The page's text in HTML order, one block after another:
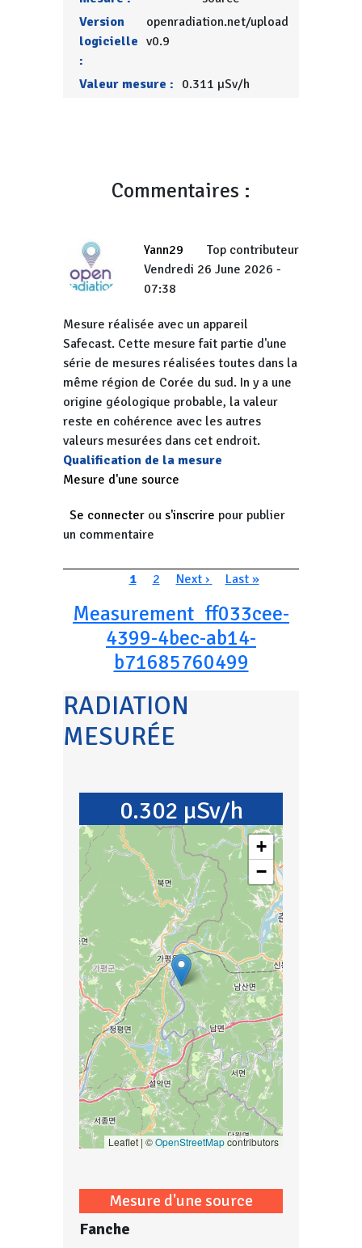
Version
logicielle
:
openradiation.net/upload
v0.9
Valeur mesure : 0.311 µSv/h
Commentaires :
Yann29
Top contributeur
Vendredi 26 June 2026 -
07:38
Mesure réalisée avec un appareil
Safecast. Cette mesure fait partie d'une
série de mesures réalisées toutes dans la
même région de Corée du sud. In y a une
origine géologique probable, la valeur
reste en cohérence avec les autres
valeurs mesurées dans cet endroit.
Qualification de la mesure
Mesure d'une source
Se connecter ou s'inscrire pour publier
un commentaire
PaginationPage courante
1 Page
2 Page suivante
Next › Dernière page
Last »
Measurement_ff033cee-
4399-4bec-ab14-
b71685760499
RADIATION
MESURÉE
0.302 µSv/h
+
−
Leaflet | ©OpenStreetMapcontributors
Mesure d'une source
Fanche